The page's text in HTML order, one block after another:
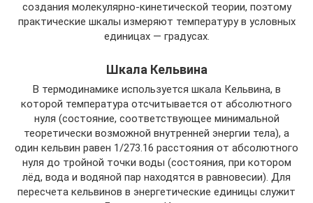
создания молекулярно-кинетической теории, поэтому
практические шкалы измеряют температуру в условных
единицах — градусах.
Шкала Кельвина
В термодинамике используется шкала Кельвина, в
которой температура отсчитывается от абсолютного
нуля (состояние, соответствующее минимальной
теоретически возможной внутренней энергии тела), а
один кельвин равен 1/273.16 расстояния от абсолютного
нуля до тройной точки воды (состояния, при котором
лёд, вода и водяной пар находятся в равновесии). Для
пересчета кельвинов в энергетические единицы служит